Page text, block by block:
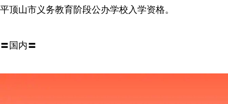
平顶山市义务教育阶段公办学校入学资格。
〓国内〓